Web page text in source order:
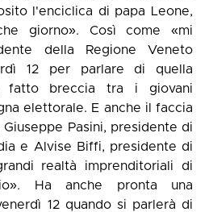
l'enciclica di papa Leone,
giorno». Così come «mi
della Regione Veneto
12 per parlare di quella
fatto breccia tra i giovani
elettorale. E anche il faccia
Pasini, presidente di
e Alvise Biffi, presidente di
realtà imprenditoriali di
Ha anche pronta una
12 quando si parlerà di